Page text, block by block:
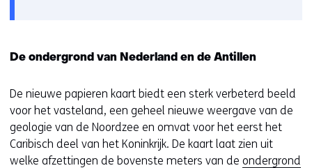
r
u
r
w
op
worden
toegestaan
of
geweigerd.
De ondergrond van Nederland en de Antillen
De nieuwe papieren kaart biedt een sterk verbeterd beeld
voor het vasteland, een geheel nieuwe weergave van de
geologie van de Noordzee en omvat voor het eerst het
Caribisch deel van het Koninkrijk. De kaart laat zien uit
welke afzettingen de bovenste meters van de ondergrond